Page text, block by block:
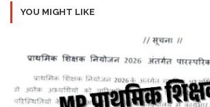
YOU MIGHT LIKE